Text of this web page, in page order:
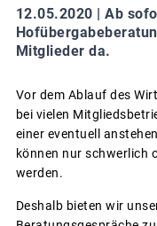
12.05.2020 | Ab
Mitglieder da.
Vor dem Ablauf des
bei vielen
einer eventuell
können nur schwerlich
werden.
Deshalb bieten wir